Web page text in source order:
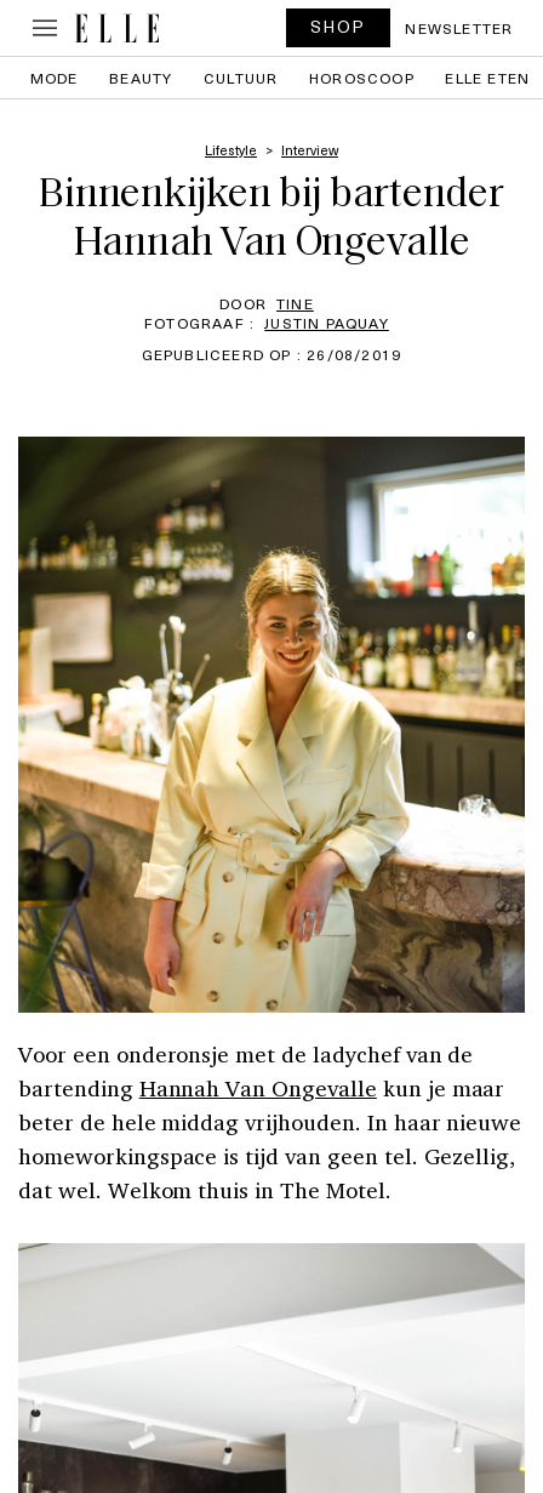
SHOP NEWSLETTER
MODE BEAUTY CULTUUR HOROSCOOP ELLE ETEN
Lifestyle Interview
Binnenkijken bij bartender
Hannah Van Ongevalle
DOOR TINE
FOTOGRAAF : JUSTIN PAQUAY
GEPUBLICEERD OP : 26/08/2019
Voor een onderonsje met de ladychef van de
bartending Hannah Van Ongevalle kun je maar
beter de hele middag vrijhouden. In haar nieuwe
homeworkingspace is tijd van geen tel. Gezellig,
dat wel. Welkom thuis in The Motel.